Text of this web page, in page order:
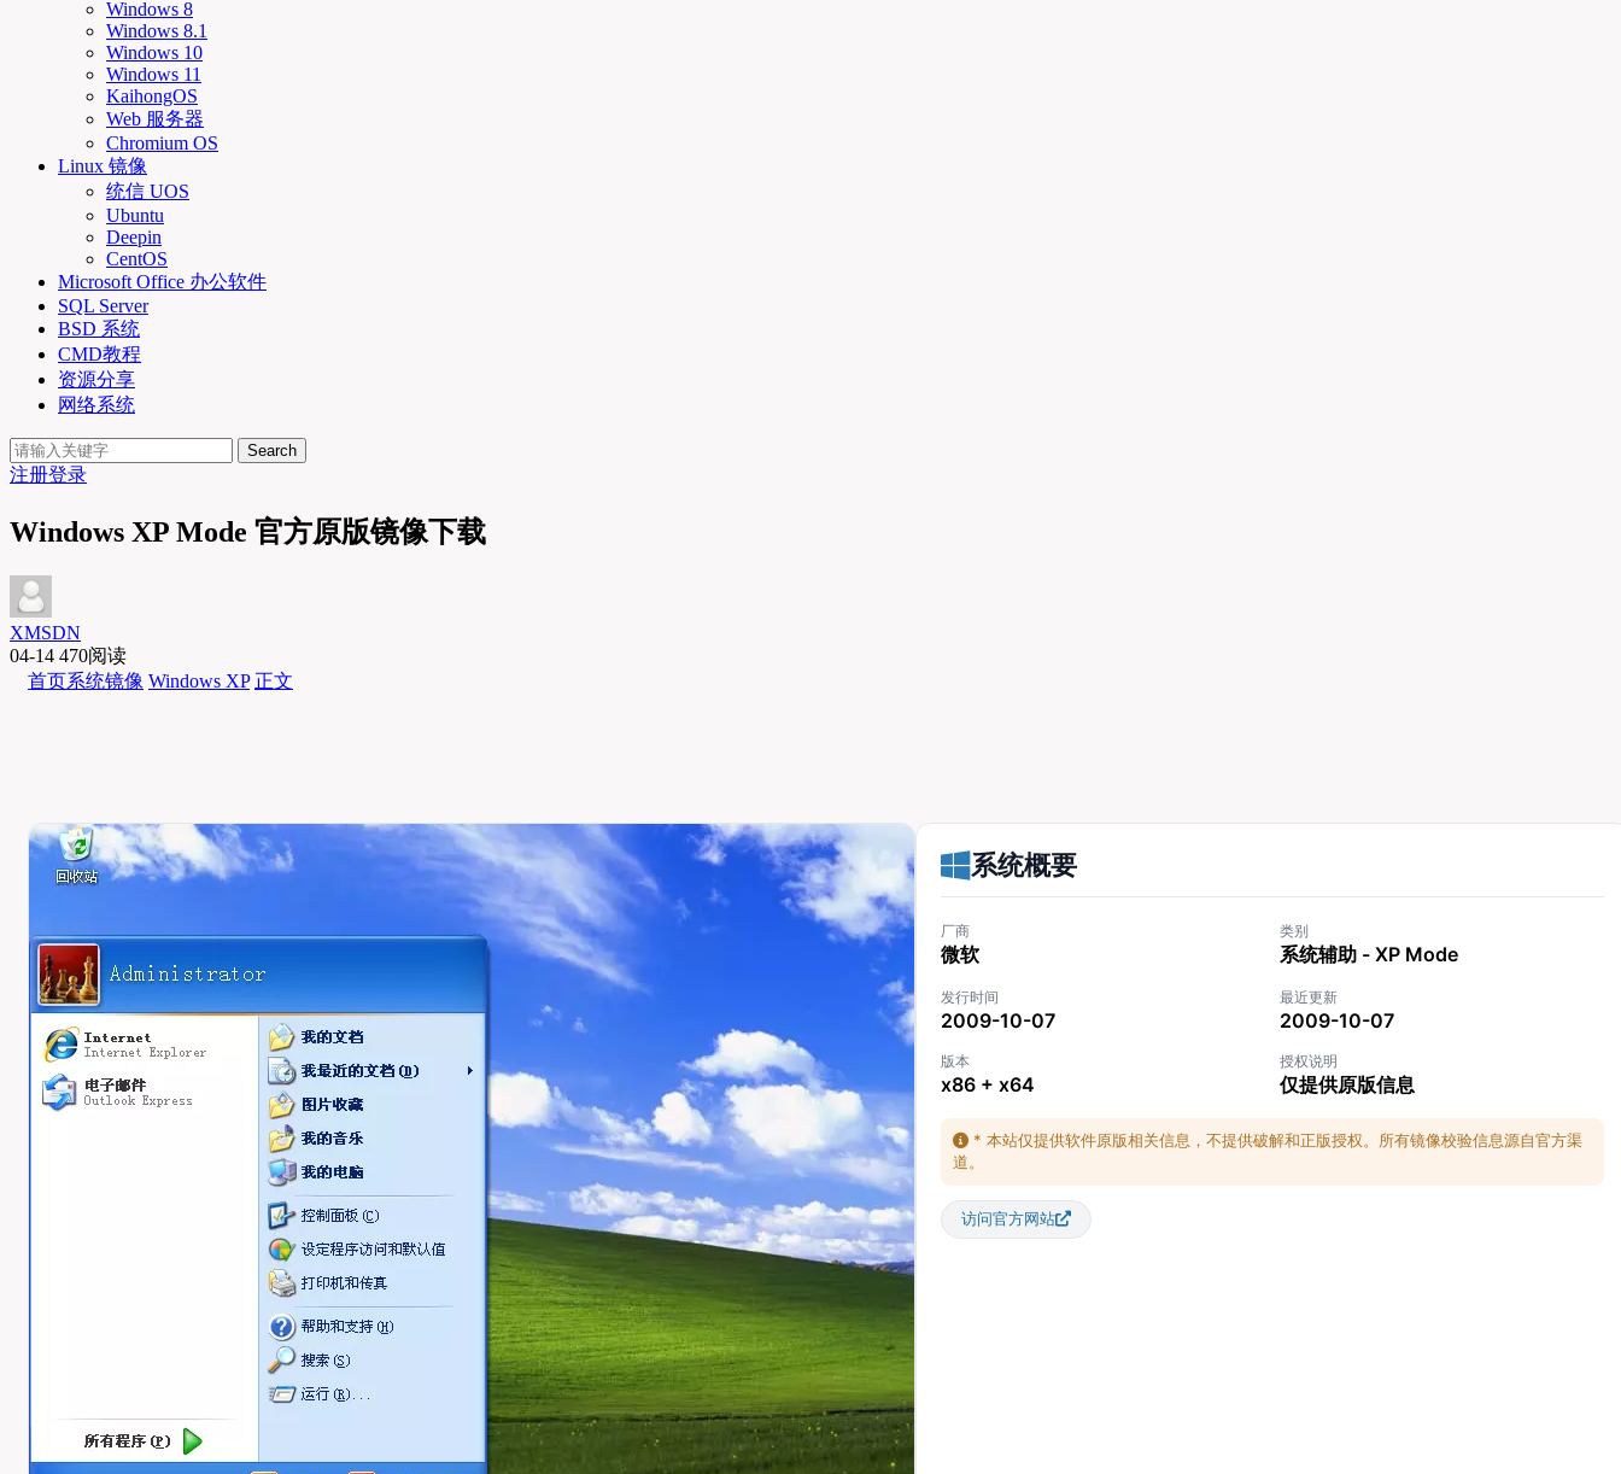
Windows 8
Windows 8.1
Windows 10
Windows 11
KaihongOS
Web 服务器
Chromium OS
Linux 镜像
统信 UOS
Ubuntu
Deepin
CentOS
Microsoft Office 办公软件
SQL Server
BSD 系统
CMD教程
资源分享
网络系统
Search
注册登录
Windows XP Mode 官方原版镜像下载
XMSDN
04-14 470阅读
首页系统镜像 Windows XP 正文
系统概要
厂商
微软
类别
系统辅助 - XP Mode
发行时间
2009-10-07
最近更新
2009-10-07
版本
x86 + x64
授权说明
仅提供原版信息
* 本站仅提供软件原版相关信息，不提供破解和正版授权。所有镜像校验信息源自官方渠
道。
访问官方网站